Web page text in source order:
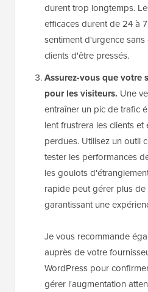
durent trop longtemps.
efficaces durent de 24 à
sentiment d'urgence
clients d'être pressés.
Assurez-vous que votre
pour les visiteurs. Une
entraîner un pic de trafic
lent frustrera les clients
perdues. Utilisez un outil
tester les performances
les goulots
rapide peut gérer plus de
garantissant une
Je vous recommande
auprès de votre
WordPress pour
gérer l'augmentation